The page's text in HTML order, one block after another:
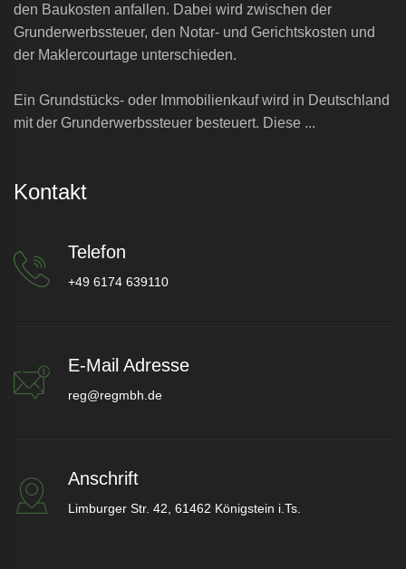
den Baukosten anfallen. Dabei wird zwischen der
Grunderwerbssteuer, den Notar- und Gerichtskosten und
der Maklercourtage unterschieden.
Ein Grundstücks- oder Immobilienkauf wird in Deutschland
mit der Grunderwerbssteuer besteuert. Diese ...
Kontakt
Telefon
+49 6174 639110
E-Mail Adresse
reg@regmbh.de
Anschrift
Limburger Str. 42, 61462 Königstein i.Ts.